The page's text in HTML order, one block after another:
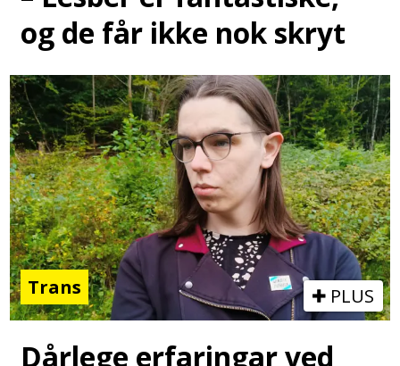
og de får ikke nok skryt
Trans PLUS
Dårlege erfaringar ved